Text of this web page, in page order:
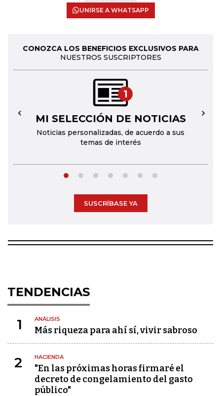
UNIRSE A WHATSAPP
CONOZCA LOS BENEFICIOS EXCLUSIVOS PARA
NUESTROS SUSCRIPTORES
1
MI SELECCIÓN DE NOTICIAS
Noticias personalizadas, de acuerdo a sus
temas de interés
← →
SUSCRÍBASE YA
TENDENCIAS
1 ANÁLISIS
Más riqueza para ahí sí, vivir sabroso
2 HACIENDA
"En las próximas horas firmaré el
decreto de congelamiento del gasto
público"